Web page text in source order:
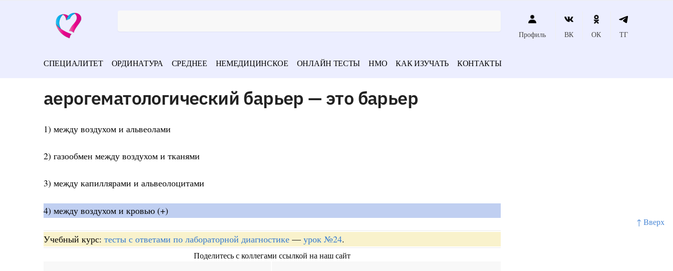
↑ Вверх
Профиль ВК ОК ТГ
СПЕЦИАЛИТЕТ ОРДИНАТУРА СРЕДНЕЕ НЕМЕДИЦИНСКОЕ ОНЛАЙН ТЕСТЫ НМО КАК ИЗУЧАТЬ КОНТАКТЫ
аерогематологический барьер — это барьер
1) между воздухом и альвеолами
2) газообмен между воздухом и тканями
3) между капиллярами и альвеолоцитами
4) между воздухом и кровью (+)
Учебный курс: тесты с ответами по лабораторной диагностике — урок №24.
Поделитесь с коллегами ссылкой на наш сайт